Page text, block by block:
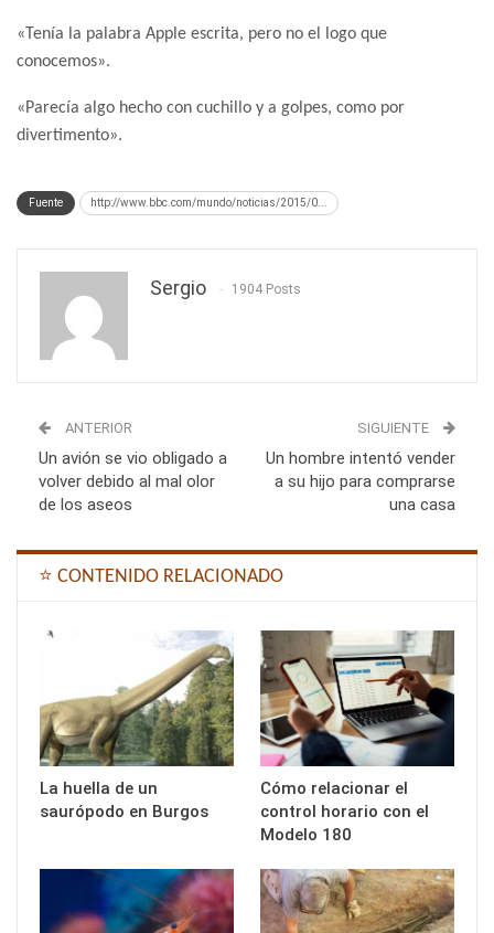
«Tenía la palabra Apple escrita, pero no el logo que
conocemos».
«Parecía algo hecho con cuchillo y a golpes, como por
divertimento».
Fuente http://www.bbc.com/mundo/noticias/2015/0...
Sergio 1904 Posts
ANTERIOR
Un avión se vio obligado a
volver debido al mal olor
de los aseos
SIGUIENTE
Un hombre intentó vender
a su hijo para comprarse
una casa
⭐ CONTENIDO RELACIONADO
La huella de un
saurópodo en Burgos
Cómo relacionar el
control horario con el
Modelo 180